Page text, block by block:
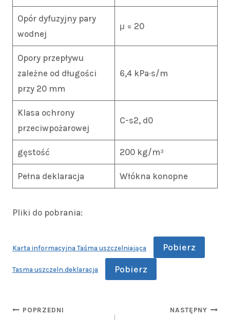
Opór dyfuzyjny pary
wodnej
μ = 20
Opory przepływu
zależne od długości
przy 20 mm
6,4 kPa·s/m
Klasa ochrony
przeciwpożarowej
C-s2, d0
gęstość 200 kg/m³
Pełna deklaracja Włókna konopne
Pliki do pobrania:
Karta informacyjna Taśma uszczelniająca Pobierz
Tasma uszczeln.deklaracja Pobierz
POPRZEDNI NASTĘPNY